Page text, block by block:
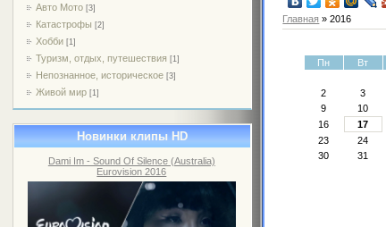
Авто Мото [3]
Катастрофы [2]
Хобби [1]
Туризм, отдых, путешествия [1]
Непознанное, историческое [3]
Живой мир [1]
Новинки клипы HD
Dami Im - Sound Of Silence (Australia)
Eurovision 2016
Главная »2016
Пн
Вт
2
3
9
10
16
17
23
24
30
31